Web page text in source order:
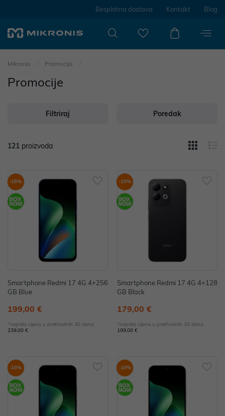
Besplatna dostava Kontakt Blog
Mikronis Promocije
Promocije
Filtriraj Poredak
121 proizvoda
-16%
Smartphone Redmi 17 4G 4+256
GB Blue
199,00 €
*najniža cijena u prethodnih 30 dana
239,00 €
-10%
Smartphone Redmi 17 4G 4+128
GB Black
179,00 €
*najniža cijena u prethodnih 30 dana
199,00 €
-16% -10%